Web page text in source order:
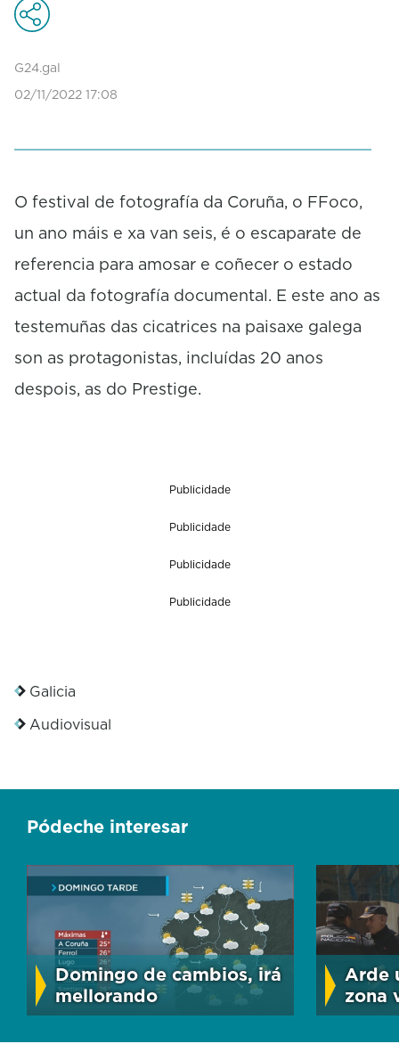
d
f
0
o
s
G24.gal
02/11/2022 17:08
O festival de fotografía da Coruña, o FFoco,
un ano máis e xa van seis, é o escaparate de
referencia para amosar e coñecer o estado
actual da fotografía documental. E este ano as
testemuñas das cicatrices na paisaxe galega
son as protagonistas, incluídas 20 anos
despois, as do Prestige.
Publicidade
Publicidade
Publicidade
Publicidade
Galicia
Audiovisual
Pódeche interesar
Domingo de cambios, irá
mellorando
Arde
zona